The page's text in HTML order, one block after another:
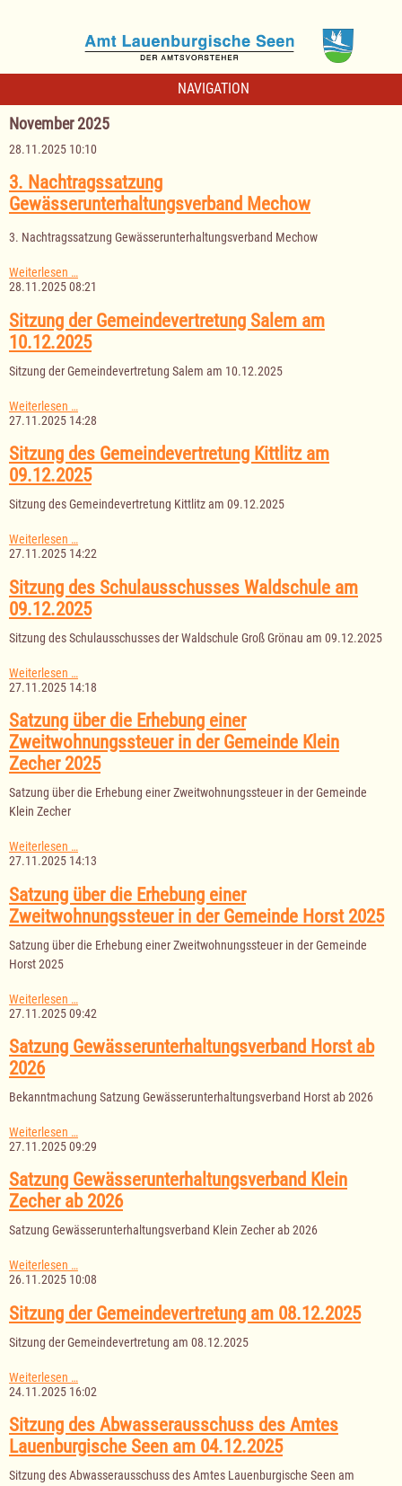
NAVIGATION
November 2025
28.11.2025 10:10
3. Nachtragssatzung
Gewässerunterhaltungsverband Mechow
3. Nachtragssatzung Gewässerunterhaltungsverband Mechow
Weiterlesen …3.
Nachtragssatzung
Mechow
28.11.2025 08:21
Sitzung der Gemeindevertretung Salem am
10.12.2025
Sitzung der Gemeindevertretung Salem am 10.12.2025
Weiterlesen …
der
Salem
am
10.12.2025
27.11.2025 14:28
Sitzung des Gemeindevertretung Kittlitz am
09.12.2025
Sitzung des Gemeindevertretung Kittlitz am 09.12.2025
Weiterlesen …Sitzung
des
Kittlitz
am
09.12.2025
27.11.2025 14:22
Sitzung des Schulausschusses Waldschule am
09.12.2025
Sitzung des Schulausschusses der Waldschule Groß Grönau am 09.12.2025
Weiterlesen …
des
Waldschule
am
09.12.2025
27.11.2025 14:18
Satzung über die Erhebung einer
Zweitwohnungssteuer in der Gemeinde Klein
Zecher 2025
Satzung über die Erhebung einer Zweitwohnungssteuer in der Gemeinde
Klein Zecher
Weiterlesen …
über
Erhebung
einer
Zweitwohnungssteuer
der
2025
27.11.2025 14:13
Satzung über die Erhebung einer
Zweitwohnungssteuer in der Gemeinde Horst 2025
Satzung über die Erhebung einer Zweitwohnungssteuer in der Gemeinde
Horst 2025
Weiterlesen …
über
Erhebung
einer
der
2025
27.11.2025 09:42
Satzung Gewässerunterhaltungsverband Horst ab
2026
Bekanntmachung Satzung Gewässerunterhaltungsverband Horst ab 2026
Weiterlesen …
Gewässerunterhaltungsverband
ab
2026
27.11.2025 09:29
Satzung Gewässerunterhaltungsverband Klein
Zecher ab 2026
Satzung Gewässerunterhaltungsverband Klein Zecher ab 2026
Weiterlesen …Satzung
Gewässerunterhaltungsverband
Zecher
ab
2026
26.11.2025 10:08
Sitzung der Gemeindevertretung am 08.12.2025
Sitzung der Gemeindevertretung am 08.12.2025
Weiterlesen …
der
am
08.12.2025
24.11.2025 16:02
Sitzung des Abwasserausschuss des Amtes
Lauenburgische Seen am 04.12.2025
Sitzung des Abwasserausschuss des Amtes Lauenburgische Seen am